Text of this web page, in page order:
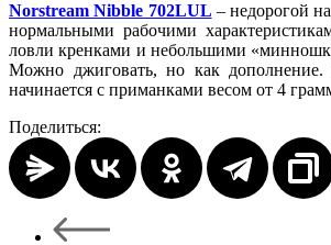
Norstream Nibble 702LUL – недорогой
нормальными рабочими
ловли кренками и небольшими
Можно джиговать, но как дополнение.
начинается с приманками весом от 4
Поделиться: